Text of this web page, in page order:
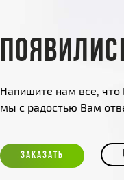
Напишите нам все, что
мы с радостью Вам
ЗАКАЗАТЬ